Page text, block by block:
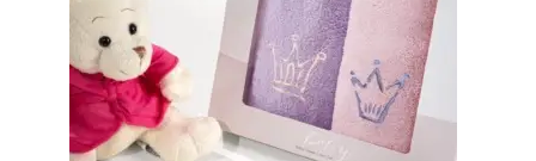
προϊόντος